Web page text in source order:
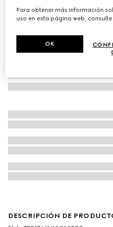
DESCRIPCIÓN DE
Para obtener más información
uso en esta página web, consulte
OK